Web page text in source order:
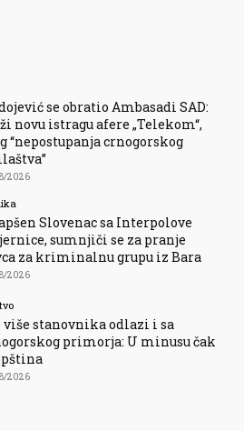
se obratio Ambasadi SAD:
novu istragu afere „Telekom“,
“nepostupanja crnogorskog
2026
Slovenac sa Interpolove
sumnjiči se za pranje
za kriminalnu grupu iz Bara
2026
više stanovnika odlazi i sa
primorja: U minusu čak
2026